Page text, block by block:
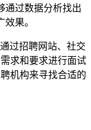
通过数据分析找出
果。
过招聘网站、社交
求和要求进行面试
机构来寻找合适的